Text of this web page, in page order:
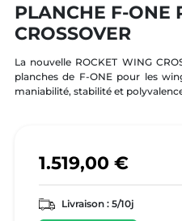
PLANCHE F-ONE
CROSSOVER
La nouvelle ROCKET WING
planches de F-ONE pour les
maniabilité, stabilité et
1.519,00 €
Livraison : 5/10j